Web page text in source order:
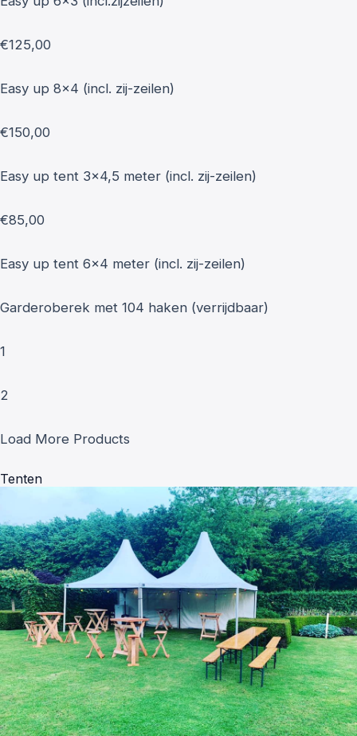
€125,00
Easy up 8x4 (incl. zij-zeilen)
€150,00
Easy up tent 3x4,5 meter (incl. zij-zeilen)
€85,00
Easy up tent 6x4 meter (incl. zij-zeilen)
Garderoberek met 104 haken (verrijdbaar)
1
2
Load More Products
Tenten